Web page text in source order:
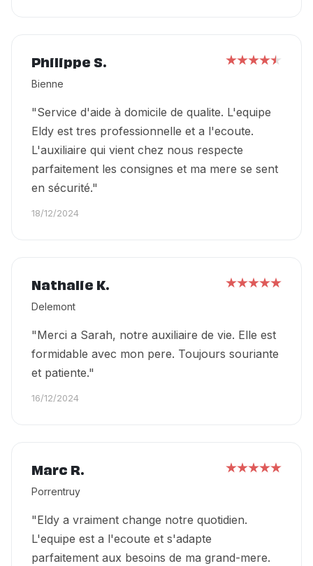
Philippe S.
Bienne
"Service d'aide à domicile de qualite. L'equipe
Eldy est tres professionnelle et a l'ecoute.
L'auxiliaire qui vient chez nous respecte
parfaitement les consignes et ma mere se sent
en sécurité."
18/12/2024
Nathalie K.
Delemont
"Merci a Sarah, notre auxiliaire de vie. Elle est
formidable avec mon pere. Toujours souriante
et patiente."
16/12/2024
Marc R.
Porrentruy
"Eldy a vraiment change notre quotidien.
L'equipe est a l'ecoute et s'adapte
parfaitement aux besoins de ma grand-mere.